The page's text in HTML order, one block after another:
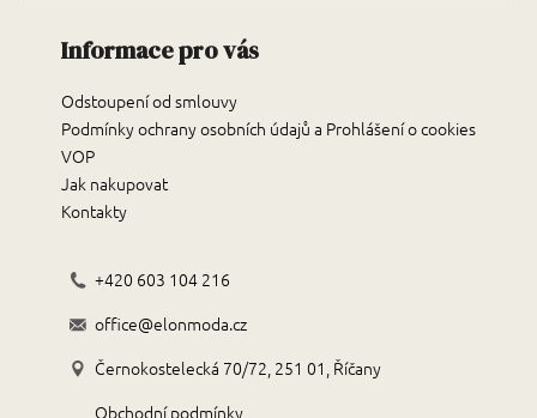
Informace pro vás
Odstoupení od smlouvy
Podmínky ochrany osobních údajů a Prohlášení o cookies
VOP
Jak nakupovat
Kontakty
+420 603 104 216
office@elonmoda.cz
Černokostelecká 70/72, 251 01, Říčany
Obchodní podmínky